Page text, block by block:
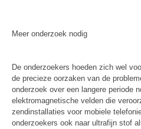
Meer onderzoek nodig
De onderzoekers hoeden zich wel
de precieze oorzaken van de
onderzoek over een langere periode
elektromagnetische velden die
zendinstallaties voor mobiele
onderzoekers ook naar ultrafijn stof